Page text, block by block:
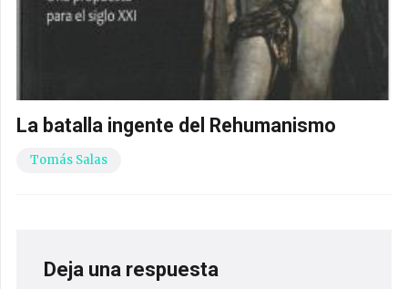
La batalla ingente del Rehumanismo
Tomás Salas
Deja una respuesta